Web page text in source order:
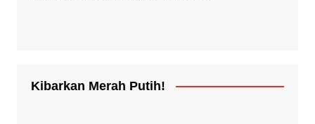
Kibarkan Merah Putih!